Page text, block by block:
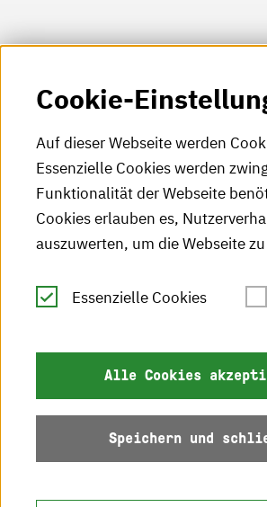
HKA-Shop
HKA-Videos
HKA-Podcast
HKA-Publikationen
RSS-Feed
Leichte Sprache
Datenschutz
Barrierefreiheit
Cookie-
Auf dieser Webseite werden
Essenzielle Cookies werden
Funktionalität der Webseite
Cookies erlauben es,
auszuwerten, um die Webseite
Essenzielle Cookies
Alle Cookies
Speichern und